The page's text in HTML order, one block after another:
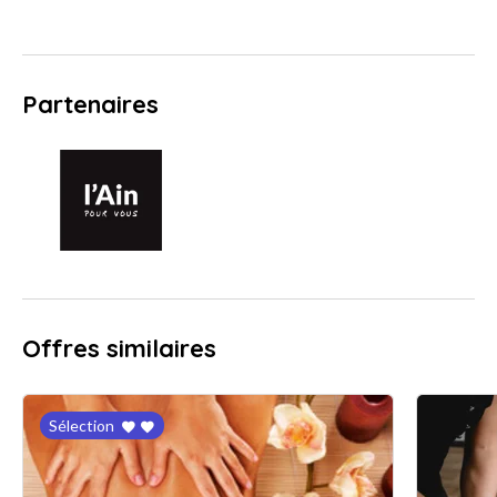
Partenaires
Offres similaires
Sélection